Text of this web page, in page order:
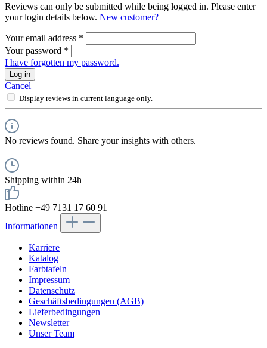
Reviews can only be submitted while being logged in. Please enter
your login details below. New customer?
Your email address *
Your password *
I have forgotten my password.
Log in
Cancel
Display reviews in current language only.
No reviews found. Share your insights with others.
Shipping within 24h
Hotline +49 7131 17 60 91
Informationen
Karriere
Katalog
Farbtafeln
Impressum
Datenschutz
Geschäftsbedingungen (AGB)
Lieferbedingungen
Newsletter
Unser Team